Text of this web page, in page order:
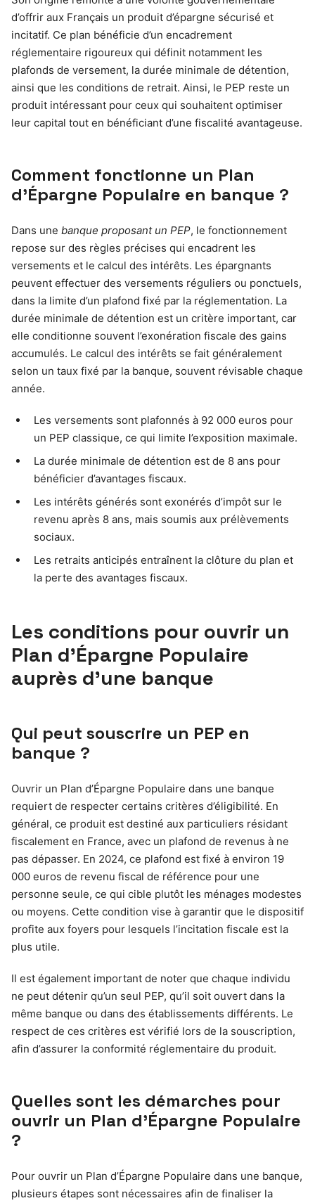
d’offrir aux Français un produit d’épargne sécurisé et
incitatif. Ce plan bénéficie d’un encadrement
réglementaire rigoureux qui définit notamment les
plafonds de versement, la durée minimale de détention,
ainsi que les conditions de retrait. Ainsi, le PEP reste un
produit intéressant pour ceux qui souhaitent optimiser
leur capital tout en bénéficiant d’une fiscalité avantageuse.
Comment fonctionne un Plan
d’Épargne Populaire en banque ?
Dans une banque proposant un PEP, le fonctionnement
repose sur des règles précises qui encadrent les
versements et le calcul des intérêts. Les épargnants
peuvent effectuer des versements réguliers ou ponctuels,
dans la limite d’un plafond fixé par la réglementation. La
durée minimale de détention est un critère important, car
elle conditionne souvent l’exonération fiscale des gains
accumulés. Le calcul des intérêts se fait généralement
selon un taux fixé par la banque, souvent révisable chaque
année.
Les versements sont plafonnés à 92 000 euros pour
un PEP classique, ce qui limite l’exposition maximale.
La durée minimale de détention est de 8 ans pour
bénéficier d’avantages fiscaux.
Les intérêts générés sont exonérés d’impôt sur le
revenu après 8 ans, mais soumis aux prélèvements
sociaux.
Les retraits anticipés entraînent la clôture du plan et
la perte des avantages fiscaux.
Les conditions pour ouvrir un
Plan d’Épargne Populaire
auprès d’une banque
Qui peut souscrire un PEP en
banque ?
Ouvrir un Plan d’Épargne Populaire dans une banque
requiert de respecter certains critères d’éligibilité. En
général, ce produit est destiné aux particuliers résidant
fiscalement en France, avec un plafond de revenus à ne
pas dépasser. En 2024, ce plafond est fixé à environ 19
000 euros de revenu fiscal de référence pour une
personne seule, ce qui cible plutôt les ménages modestes
ou moyens. Cette condition vise à garantir que le dispositif
profite aux foyers pour lesquels l’incitation fiscale est la
plus utile.
Il est également important de noter que chaque individu
ne peut détenir qu’un seul PEP, qu’il soit ouvert dans la
même banque ou dans des établissements différents. Le
respect de ces critères est vérifié lors de la souscription,
afin d’assurer la conformité réglementaire du produit.
Quelles sont les démarches pour
ouvrir un Plan d’Épargne Populaire
?
Pour ouvrir un Plan d’Épargne Populaire dans une banque,
plusieurs étapes sont nécessaires afin de finaliser la